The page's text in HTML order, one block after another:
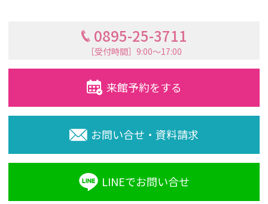
0895-25-3711
［受付時間］9:00〜17:00
来館予約をする
お問い合せ・資料請求
LINEでお問い合せ